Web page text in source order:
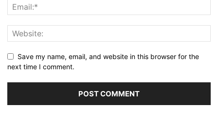
Save my name, email, and website in this browser for the
next time I comment.